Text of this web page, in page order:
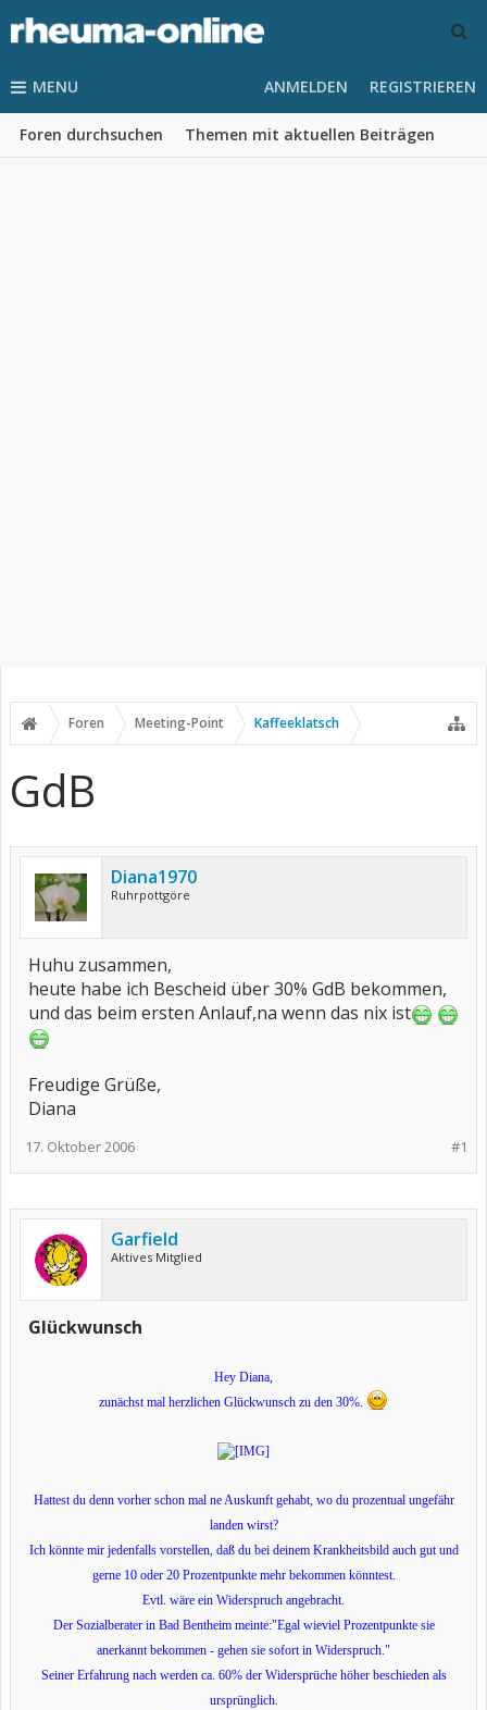
MENU
Foren durchsuchen Themen mit aktuellen Beiträgen
ANMELDEN REGISTRIEREN
Foren Meeting-Point Kaffeeklatsch
GdB
Diana1970
Ruhrpottgöre
Huhu zusammen,
heute habe ich Bescheid über 30% GdB bekommen,
und das beim ersten Anlauf,na wenn das nix ist
Freudige Grüße,
Diana
#1
17. Oktober 2006
Garfield
Aktives Mitglied
Glückwunsch
Hey Diana,
zunächst mal herzlichen Glückwunsch zu den 30%.
Hattest du denn vorher schon mal ne Auskunft gehabt, wo du prozentual ungefähr
landen wirst?
Ich könnte mir jedenfalls vorstellen, daß du bei deinem Krankheitsbild auch gut und
gerne 10 oder 20 Prozentpunkte mehr bekommen könntest.
Evtl. wäre ein Widerspruch angebracht.
Der Sozialberater in Bad Bentheim meinte:"Egal wieviel Prozentpunkte sie
anerkannt bekommen - gehen sie sofort in Widerspruch."
Seiner Erfahrung nach werden ca. 60% der Widersprüche höher beschieden als
ursprünglich.